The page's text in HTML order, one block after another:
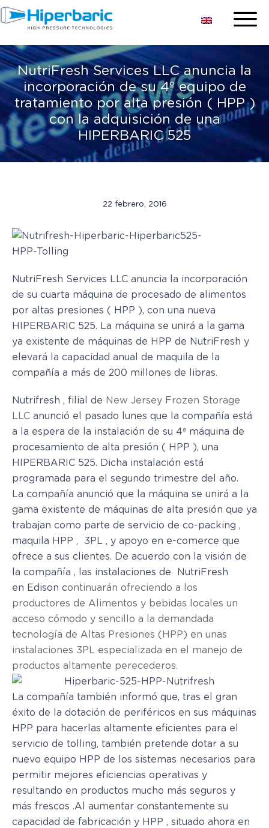
NutriFresh Services LLC anuncia la
incorporación de su 4º equipo de
tratamiento por alta presión ( HPP )
con la adquisición de una
HIPERBARIC 525
22 febrero, 2016
NutriFresh Services LLC anuncia la incorporación
de su cuarta máquina de procesado de alimentos
por altas presiones ( HPP ), con una nueva
HIPERBARIC 525. La máquina se unirá a la gama
ya existente de máquinas de HPP de NutriFresh y
elevará la capacidad anual de maquila de la
compañía a más de 200 millones de libras.
Nutrifresh , filial de New Jersey Frozen Storage
LLC anunció el pasado lunes que la compañía está
a la espera de la instalación de su 4ª máquina de
procesamiento de alta presión ( HPP ), una
HIPERBARIC 525. Dicha instalación está
programada para el segundo trimestre del año.
La compañía anunció que la máquina se unirá a la
gama existente de máquinas de alta presión que ya
trabajan como parte de servicio de co-packing ,
maquila HPP , 3PL , y apoyo en e-comerce que
ofrece a sus clientes. De acuerdo con la visión de
la compañía , las instalaciones de NutriFresh
en Edison continuarán ofreciendo a los
productores de Alimentos y bebidas locales un
acceso cómodo y sencillo a la demandada
tecnología de A ltas Presiones (HPP) en unas
instalaciones 3PL especializada en el manejo de
productos altamente perecederos.
La compañía también informó que, tras el gran
éxito de la dotación de periféricos en sus máquinas
HPP para hacerlas altamente eficientes para el
servicio de tolling, también pretende dotar a su
nuevo equipo HPP de los sistemas necesarios para
permitir mejores eficiencias operativas y
resultando en productos mucho más seguros y
más frescos .Al aumentar constantemente su
capacidad de fabricación y HPP , situado ahora en